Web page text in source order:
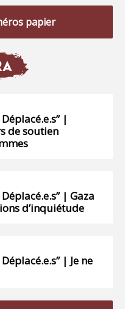
papier
|
de soutien
| Gaza
d’inquiétude
| Je ne